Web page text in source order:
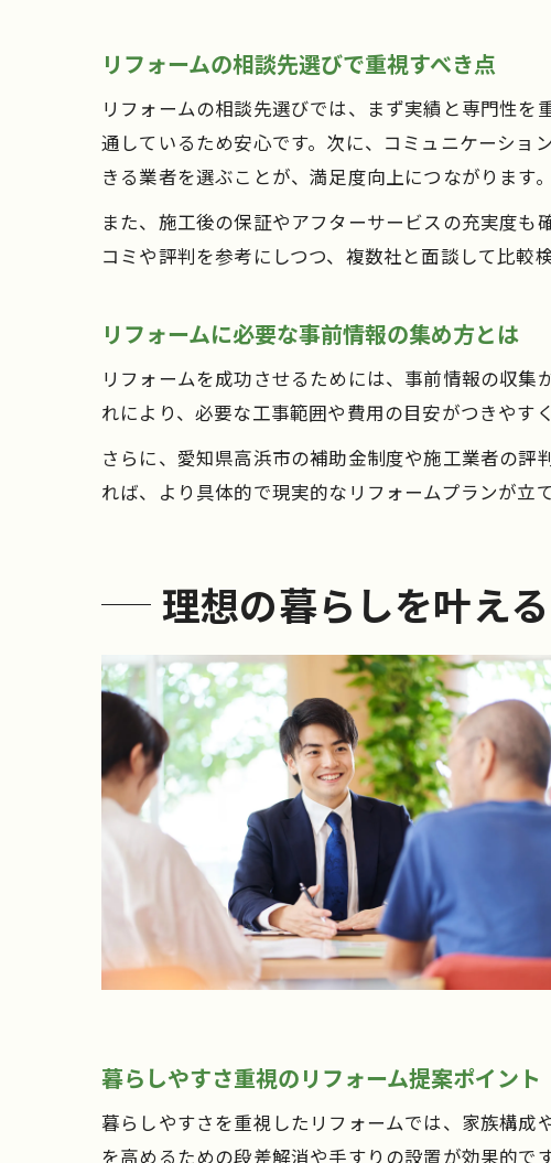
リフォームの相談先選びで重視すべき点
リフォームの相談先選びでは、まず実績と専門性
通しているため安心です。次に、コミュニケーショ
きる業者を選ぶことが、満足度向上につながります。
また、施工後の保証やアフターサービスの充実度
コミや評判を参考にしつつ、複数社と面談して比較
リフォームに必要な事前情報の集め方とは
リフォームを成功させるためには、事前情報の収
れにより、必要な工事範囲や費用の目安がつきやす
さらに、愛知県高浜市の補助金制度や施工業者の
れば、より具体的で現実的なリフォームプランが立
理想の暮らしを叶え
暮らしやすさ重視のリフォーム提案ポイント
暮らしやすさを重視したリフォームでは、家族構
を高めるための段差解消や手すりの設置が効果的